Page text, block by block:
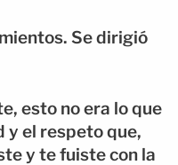
Se dirigió
esto no era lo que
y el respeto que,
y te fuiste con la